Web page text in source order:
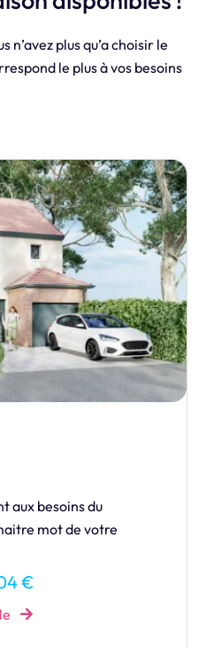
n’avez plus qu’a choisir le
le plus à vos besoins
au sein de sa maison
trois dimensions
l’espace suivant vos
€